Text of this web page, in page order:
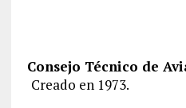
Consejo Técnico de
Creado en 1973.